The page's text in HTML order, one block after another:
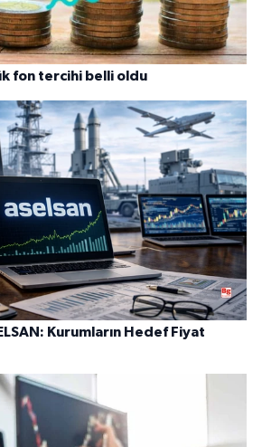
fon tercihi belli oldu
Kurumların Hedef Fiyat